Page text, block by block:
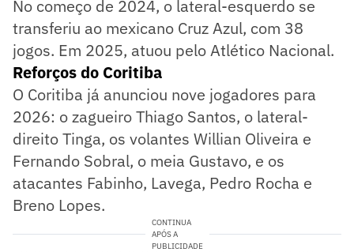
No começo de 2024, o lateral-esquerdo se
transferiu ao mexicano Cruz Azul, com 38
jogos. Em 2025, atuou pelo Atlético Nacional.
Reforços do Coritiba
O Coritiba já anunciou nove jogadores para
2026: o zagueiro Thiago Santos, o lateral-
direito Tinga, os volantes Willian Oliveira e
Fernando Sobral, o meia Gustavo, e os
atacantes Fabinho, Lavega, Pedro Rocha e
Breno Lopes.
CONTINUA
APÓS A
PUBLICIDADE